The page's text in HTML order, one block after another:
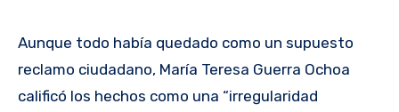
Aunque todo había quedado como un supuesto
reclamo ciudadano, María Teresa Guerra Ochoa
calificó los hechos como una “irregularidad